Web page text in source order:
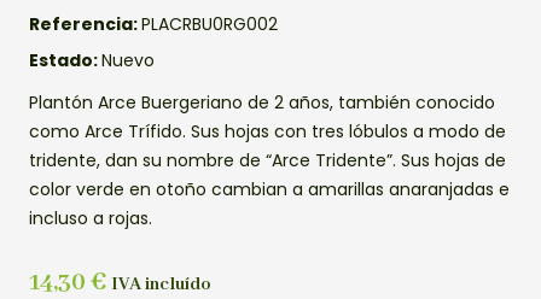
Referencia:PLACRBU0RG002
Estado:Nuevo
Plantón Arce Buergeriano de 2 años, también conocido
como Arce Trífido. Sus hojas con tres lóbulos a modo de
tridente, dan su nombre de “Arce Tridente”. Sus hojas de
color verde en otoño cambian a amarillas anaranjadas e
incluso a rojas.
14,30 € IVA incluído